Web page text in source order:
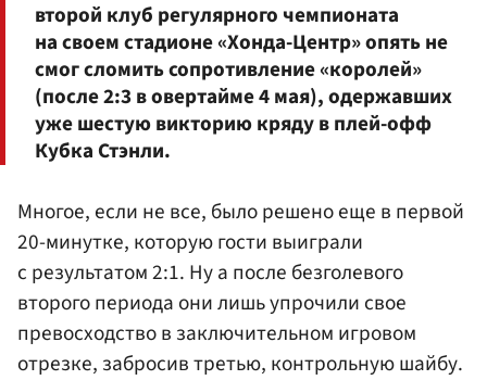
второй клуб регулярного чемпионата
на своем стадионе «Хонда-Центр» опять не
смог сломить сопротивление «королей»
(после 2:3 в овертайме 4 мая), одержавших
уже шестую викторию кряду в плей-офф
Кубка Стэнли.
Многое, если не все, было решено еще в первой
20-минутке, которую гости выиграли
с результатом 2:1. Ну а после безголевого
второго периода они лишь упрочили свое
превосходство в заключительном игровом
отрезке, забросив третью, контрольную шайбу.